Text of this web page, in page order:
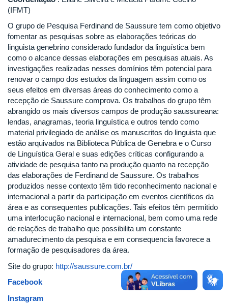
(IFMT)
O grupo de Pesquisa Ferdinand de Saussure tem como objetivo
fomentar as pesquisas sobre as elaborações teóricas do
linguista genebrino considerado fundador da linguística bem
como o alcance dessas elaborações em pesquisas atuais. As
investigações realizadas nesses domínios têm potencial para
renovar o campo dos estudos da linguagem assim como os
seus efeitos em diversas áreas do conhecimento como a
recepção de Saussure comprova. Os trabalhos do grupo têm
abrangido os mais diversos campos de produção saussureana:
lendas, anagramas, teoria linguística e outros tendo como
material privilegiado de análise os manuscritos do linguista que
estão arquivados na Biblioteca Pública de Genebra e o Curso
de Linguística Geral e suas edições críticas configurando a
atividade de pesquisa tanto na produção quanto na recepção
das elaborações de Ferdinand de Saussure. Os trabalhos
produzidos nesse contexto têm tido reconhecimento nacional e
internacional a partir da participação em eventos científicos da
área e as consequentes publicações. Tais efeitos têm permitido
uma interlocução nacional e internacional, bem como uma rede
de relações de trabalho que possibilita um constante
amadurecimento da pesquisa e em consequencia favorece a
formação de pesquisadores da área.
Site do grupo: http://saussure.com.br/
Facebook
Instagram